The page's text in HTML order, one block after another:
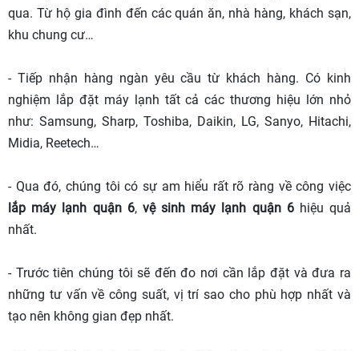
qua. Từ hộ gia đình đến các quán ăn, nhà hàng, khách sạn,
khu chung cư…
- Tiếp nhận hàng ngàn yêu cầu từ khách hàng. Có kinh
nghiệm lắp đặt máy lạnh tất cả các thương hiệu lớn nhỏ
như: Samsung, Sharp, Toshiba, Daikin, LG, Sanyo, Hitachi,
Midia, Reetech…
- Qua đó, chúng tôi có sự am hiểu rất rõ ràng về công việc
lắp máy lạnh quận 6, vệ sinh máy lạnh quận 6hiệu quả
nhất.
- Trước tiên chúng tôi sẽ đến đo nơi cần lắp đặt và đưa ra
những tư vấn về công suất, vị trí sao cho phù hợp nhất và
tạo nên không gian đẹp nhất.